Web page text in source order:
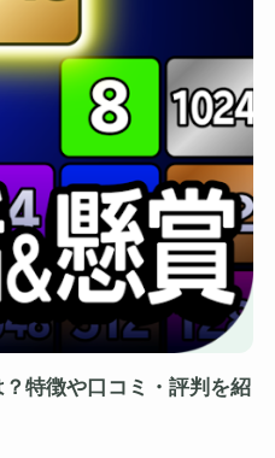
？特徴や口コミ・評判を紹